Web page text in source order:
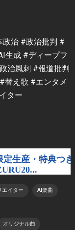
政治 #政治批判 #
生成 #ディープフ
治風刺 #報道批判
替え歌 #エンタメ
ター
エイター AI楽曲
オリジナル曲